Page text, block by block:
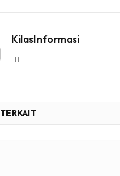
KilasInformasi